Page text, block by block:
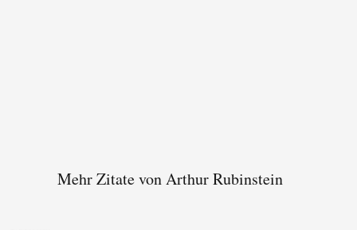
Mehr Zitate von Arthur Rubinstein